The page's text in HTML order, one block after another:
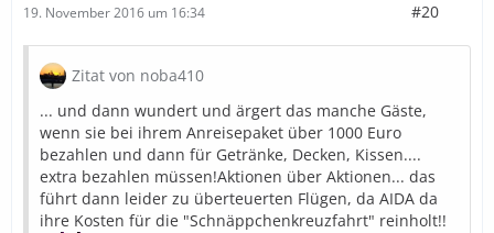
19. November 2016 um 16:34 #20
Zitat von noba410
... und dann wundert und ärgert das manche Gäste,
wenn sie bei ihrem Anreisepaket über 1000 Euro
bezahlen und dann für Getränke, Decken, Kissen....
extra bezahlen müssen!Aktionen über Aktionen... das
führt dann leider zu überteuerten Flügen, da AIDA da
ihre Kosten für die "Schnäppchenkreuzfahrt" reinholt!!